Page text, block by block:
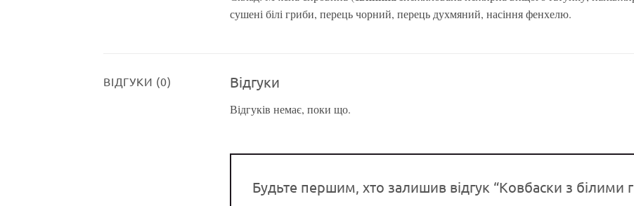
сушені білі гриби, перець чорний, перець духмяний, насіння фенхелю.
ВІДГУКИ (0) Відгуки
Відгуків немає, поки що.
Будьте першим, хто залишив відгук “Ковбаски з білими